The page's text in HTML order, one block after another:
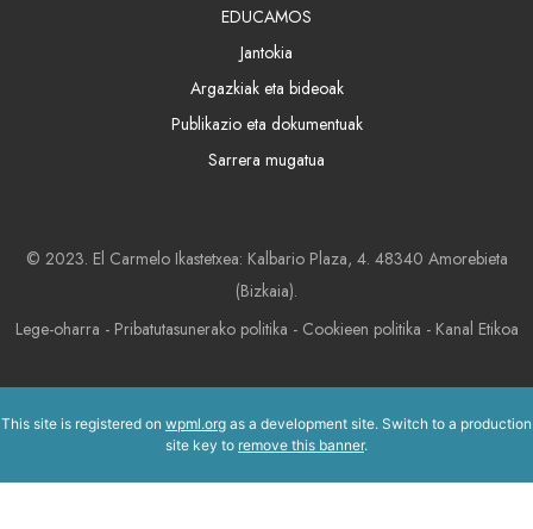
EDUCAMOS
Jantokia
Argazkiak eta bideoak
Publikazio eta dokumentuak
Sarrera mugatua
© 2023. El Carmelo Ikastetxea: Kalbario Plaza, 4. 48340 Amorebieta
(Bizkaia).
Lege-oharra - Pribatutasunerako politika - Cookieen politika - Kanal Etikoa
This site is registered on wpml.org as a development site. Switch to a production
site key to remove this banner.